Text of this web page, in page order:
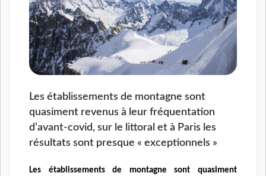
Les établissements de montagne sont
quasiment revenus à leur fréquentation
d’avant-covid, sur le littoral et à Paris les
résultats sont presque « exceptionnels »
Les établissements de montagne sont quasiment